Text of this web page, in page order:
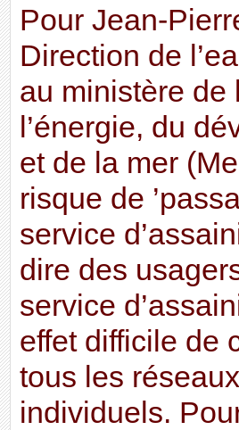
Pour Jean-
Direction de
au ministère de
l’énergie, du
et de la mer
risque de
service
dire des
service
effet difficile de
tous les
individuels.